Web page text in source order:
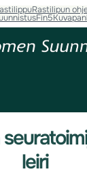
Rastilipun
Fin5
leiri